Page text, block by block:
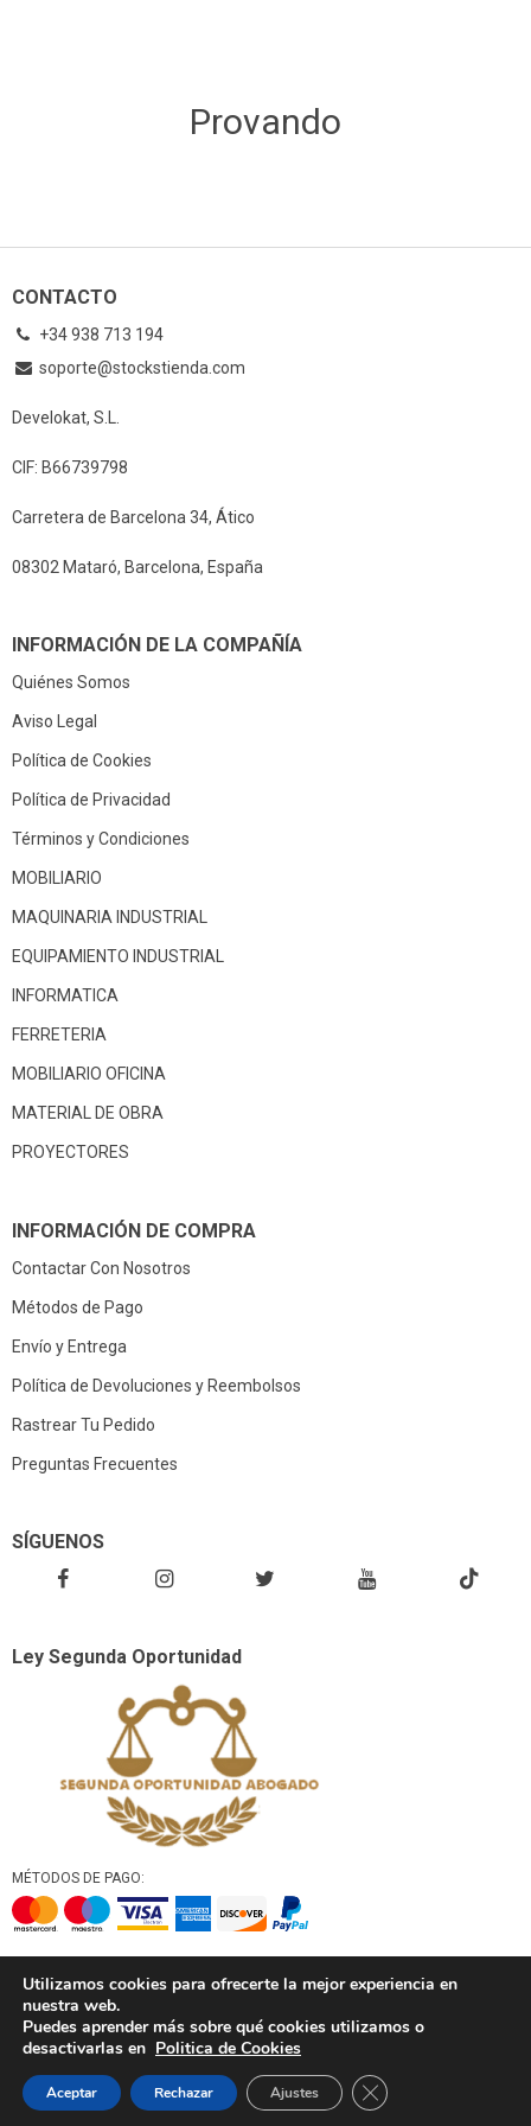
Provando
CONTACTO
+34 938 713 194
soporte@stockstienda.com
Develokat, S.L.
CIF: B66739798
Carretera de Barcelona 34, Ático
08302 Mataró, Barcelona, España
INFORMACIÓN DE LA COMPAÑÍA
Quiénes Somos
Aviso Legal
Política de Cookies
Política de Privacidad
Términos y Condiciones
MOBILIARIO
MAQUINARIA INDUSTRIAL
EQUIPAMIENTO INDUSTRIAL
INFORMATICA
FERRETERIA
MOBILIARIO OFICINA
MATERIAL DE OBRA
PROYECTORES
INFORMACIÓN DE COMPRA
Contactar Con Nosotros
Métodos de Pago
Envío y Entrega
Política de Devoluciones y Reembolsos
Rastrear Tu Pedido
Preguntas Frecuentes
SÍGUENOS
Ley Segunda Oportunidad
MÉTODOS DE PAGO:
© Derechos de autor 2026. Todos los derechos reservados
stockstienda.com
Utilizamos cookies para ofrecerte la mejor experiencia en
nuestra web.
Puedes aprender más sobre qué cookies utilizamos o
desactivarlas en Politica de Cookies
Aceptar Rechazar Ajustes Cerrar el banner de